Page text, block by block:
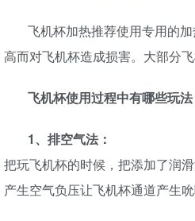
飞机杯加热推荐使用专用的
高而对飞机杯造成损害。大部分
飞机杯使用过程中有哪些玩法
1、排空气法：
把玩飞机杯的时候，把添加了润
产生空气负压让飞机杯通道产生